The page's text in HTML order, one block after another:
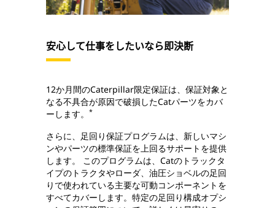
安心して仕事をしたいなら即決断
12か月間のCaterpillar限定保証は、保証対象と
なる不具合が原因で破損したCatパーツをカバ
ーします。
*
さらに、足回り保証プログラムは、新しいマシ
ンやパーツの標準保証を上回るサポートを提供
します。 このプログラムは、Catのトラックタ
イプのトラクタやローダ、油圧ショベルの足回
りで使われている主要な可動コンポーネントを
すべてカバーします。特定の足回り構成オプシ